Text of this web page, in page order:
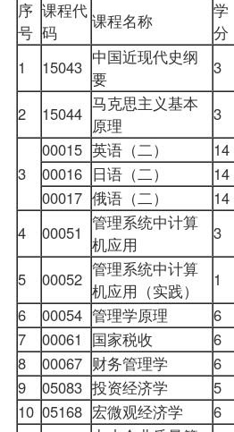
序
号
课程代
码
课程名称
学
分
1 15043 中国近现代史纲
要
3
2 15044 马克思主义基本
原理
3
3
00015 英语（二） 14
00016 日语（二） 14
00017 俄语（二） 14
4
00051 管理系统中计算
机应用
3
5 00052 管理系统中计算
机应用（实践）
1
6
00054 管理学原理 6
7
00061 国家税收 6
8
00067 财务管理学 6
9
05083 投资经济学 5
10 05168 宏微观经济学 6